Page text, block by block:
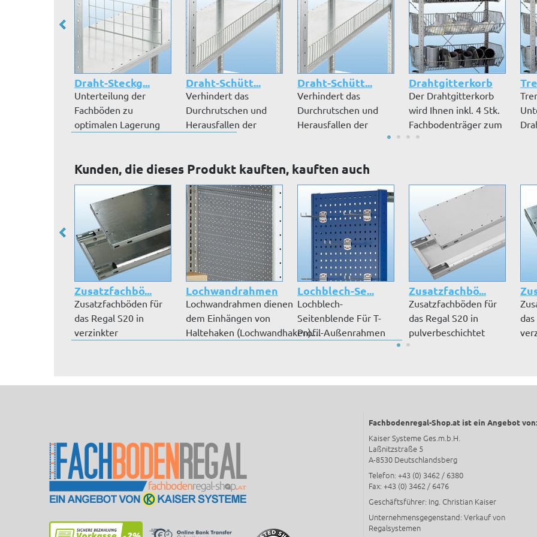
Draht-Steckg...
Unterteilung der
Fachböden zu
optimalen Lagerung
Draht-Schütt...
Verhindert das
Durchrutschen und
Herausfallen der
Draht-Schütt...
Verhindert das
Durchrutschen und
Herausfallen der
Drahtgitterkorb
Der Drahtgitterkorb
wird Ihnen inkl. 4 Stk.
Fachbodenträger zum
Ein...
Kunden, die dieses Produkt kauften, kauften auch
Zusatzfachbö...
Zusatzfachböden für
das Regal S20 in
verzinkter
Lochwandrahmen
Lochwandrahmen dienen
dem Einhängen von
Haltehaken (Lochwandhaken)....
Lochblech-Se...
Lochblech-
Seitenblende Für T-
Profil-Außenrahmen
Zusatzfachbö...
Zusatzfachböden für
das Regal S20 in
pulverbeschichtet
RAL 7035 lic...
das
Fachbodenregal-Shop.at ist ein Angebot von:
Kaiser Systeme Ges.m.b.H.
Laßnitzstraße 5
A-8530 Deutschlandsberg
Telefon: +43 (0) 3462 / 6380
Fax: +43 (0) 3462 / 6476
Geschäftsführer: Ing. Christian Kaiser
Unternehmensgegenstand: Verkauf von
Regalsystemen